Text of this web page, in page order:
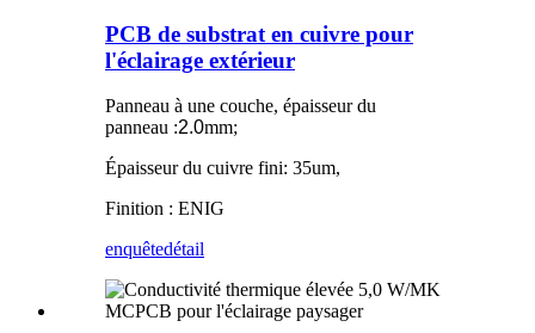
PCB de substrat en cuivre pour
l'éclairage extérieur
Panneau à une couche, épaisseur du
panneau :2.0mm;
Épaisseur du cuivre fini: 35um,
Finition : ENIG
enquêtedétail